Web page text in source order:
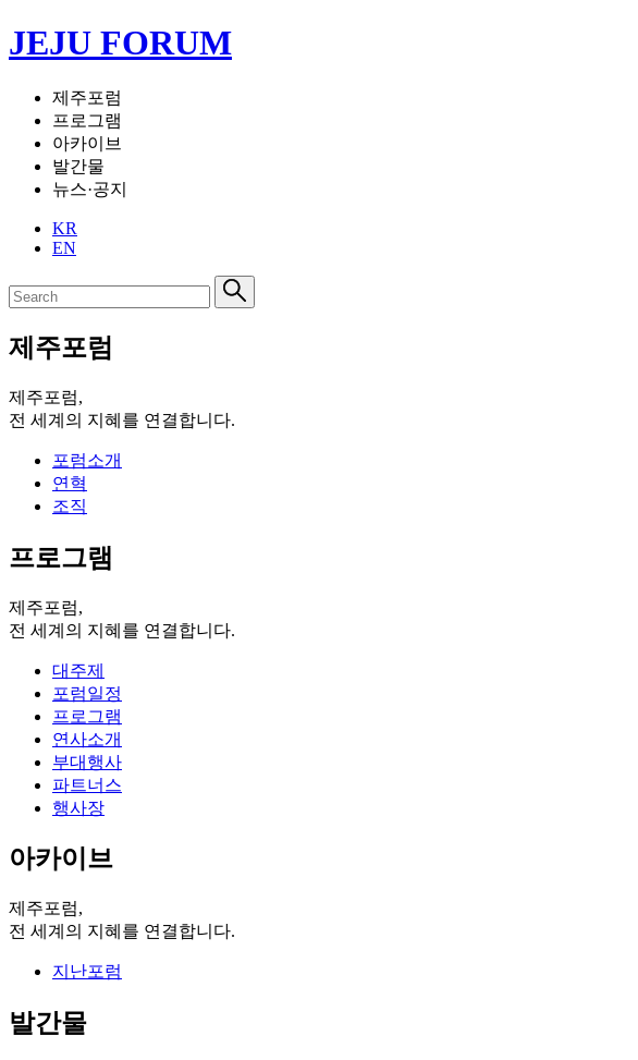
JEJU FORUM
제주포럼
프로그램
아카이브
발간물
뉴스·공지
KR
EN
제주포럼
제주포럼,
전 세계의 지혜를 연결합니다.
포럼소개
연혁
조직
프로그램
제주포럼,
전 세계의 지혜를 연결합니다.
대주제
포럼일정
프로그램
연사소개
부대행사
파트너스
행사장
아카이브
제주포럼,
전 세계의 지혜를 연결합니다.
지난포럼
발간물